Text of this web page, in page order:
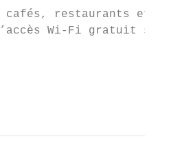
cafés, restaurants et
Wi-Fi gratuit si